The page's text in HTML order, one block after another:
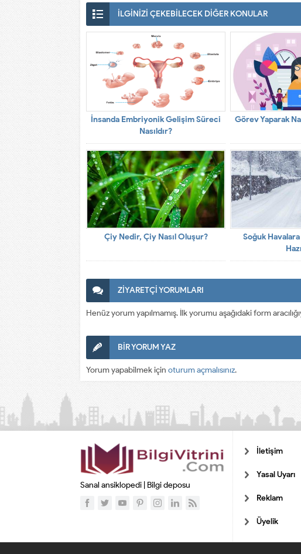
İLGİNİZİ ÇEKEBİLECEK DİĞER KONULAR
İnsanda Embriyonik Gelişim Süreci
Nasıldır?
Görev Yaparak
Çiy Nedir, Çiy Nasıl Oluşur?
Soğuk
ZİYARETÇİ YORUMLARI
Henüz yorum yapılmamış. İlk yorumu aşağıdaki form
BİR YORUM YAZ
Yorum yapabilmek için oturum açmalısınız.
Sanal ansiklopedi | Bilgi deposu
İletişim
Yasal Uyarı
Reklam
Üyelik